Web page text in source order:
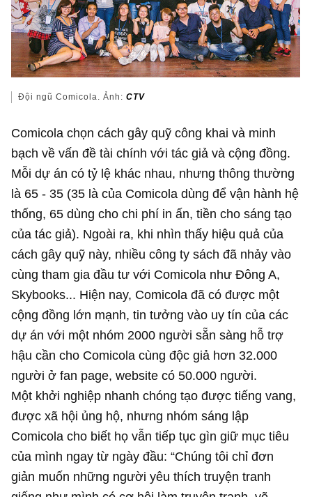
Đội ngũ Comicola. Ảnh:CTV
Comicola chọn cách gây quỹ công khai và minh
bạch về vấn đề tài chính với tác giả và cộng đồng.
Mỗi dự án có tỷ lệ khác nhau, nhưng thông thường
là 65 - 35 (35 là của Comicola dùng để vận hành hệ
thống, 65 dùng cho chi phí in ấn, tiền cho sáng tạo
của tác giả). Ngoài ra, khi nhìn thấy hiệu quả của
cách gây quỹ này, nhiều công ty sách đã nhảy vào
cùng tham gia đầu tư với Comicola như Đông A,
Skybooks... Hiện nay, Comicola đã có được một
cộng đồng lớn mạnh, tin tưởng vào uy tín của các
dự án với một nhóm 2000 người sẵn sàng hỗ trợ
hậu cần cho Comicola cùng độc giả hơn 32.000
người ở fan page, website có 50.000 người.
Một khởi nghiệp nhanh chóng tạo được tiếng vang,
được xã hội ủng hộ, nhưng nhóm sáng lập
Comicola cho biết họ vẫn tiếp tục gìn giữ mục tiêu
của mình ngay từ ngày đầu: “Chúng tôi chỉ đơn
giản muốn những người yêu thích truyện tranh